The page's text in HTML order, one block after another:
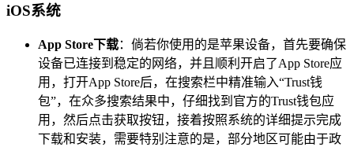
iOS系统
App Store下载：倘若你使用的是苹果设备，首先要确保
设备已连接到稳定的网络，并且顺利开启了App Store应
用，打开App Store后，在搜索栏中精准输入“Trust钱
包”，在众多搜索结果中，仔细找到官方的Trust钱包应
用，然后点击获取按钮，接着按照系统的详细提示完成
下载和安装，需要特别注意的是，部分地区可能由于政